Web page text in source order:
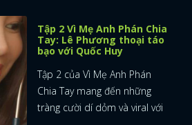
Tập 2 Vì Mẹ Anh Phán Chia
Tay: Lê Phương thoại táo
bạo với Quốc Huy
Tập 2 của Vì Mẹ Anh Phán
Chia Tay mang đến những
tràng cười dí dỏm và viral với